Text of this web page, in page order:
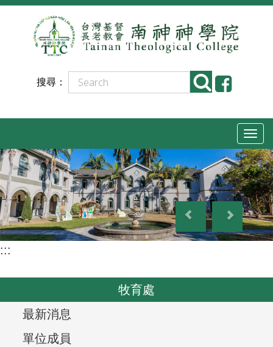
跳
搜尋：
T
o
g
g
l
e
i
P
r
e
o
e
x
:::
牧育處
T
r
最新消息
單位成員